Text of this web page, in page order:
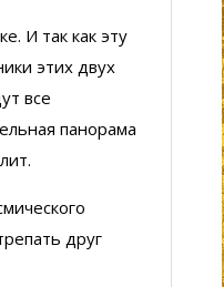
И так как эту
этих двух
все
панорама
друг